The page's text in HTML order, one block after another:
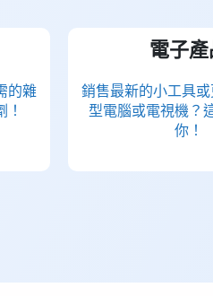
的雜
電子產
銷售最新的小工具
型電腦或電視機？
你！